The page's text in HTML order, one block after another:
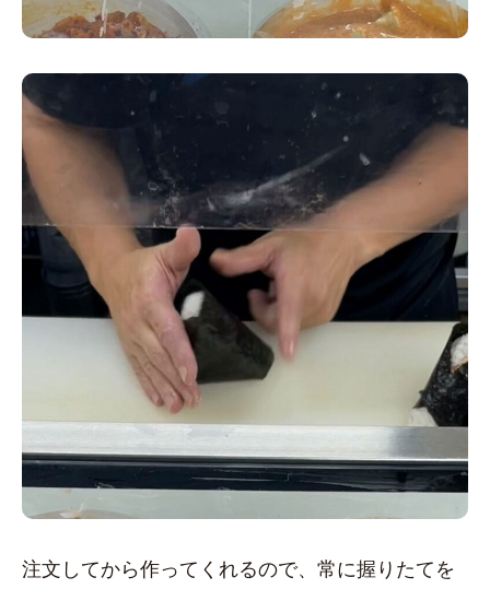
注文してから作ってくれるので、常に握りたてを